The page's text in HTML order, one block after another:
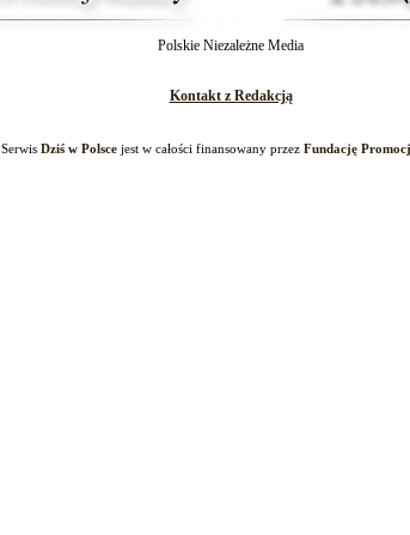
Polskie Niezależne Media
Kontakt z Redakcją
Serwis Dziś w Polscejest w całości finansowany przez Fundację